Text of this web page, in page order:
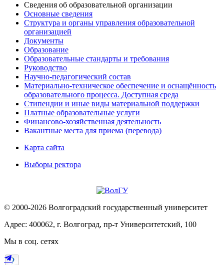
Сведения об образовательной организации
Основные сведения
Структура и органы управления образовательной
организацией
Документы
Образование
Образовательные стандарты и требования
Руководство
Научно-педагогический состав
Материально-техническое обеспечение и оснащённость
образовательного процесса. Доступная среда
Стипендии и иные виды материальной поддержки
Платные образовательные услуги
Финансово-хозяйственная деятельность
Вакантные места для приема (перевода)
Карта сайта
Выборы ректора
© 2000-2026 Волгоградский государственный университет
Адрес: 400062, г. Волгоград, пр-т Университетский, 100
Мы в соц. сетях